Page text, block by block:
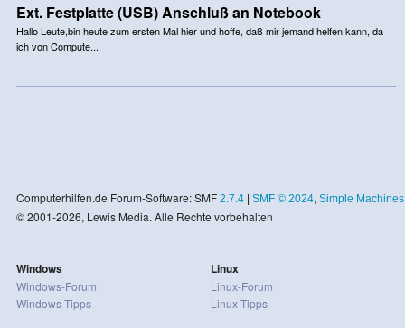
Ext. Festplatte (USB) Anschluß an Notebook
Hallo Leute,bin heute zum ersten Mal hier und hoffe, daß mir jemand helfen kann, da
ich von Compute...
Computerhilfen.de Forum-Software: SMF 2.7.4| SMF © 2024, Simple Machines
© 2001-2026, Lewis Media. Alle Rechte vorbehalten
Windows
Windows-Forum
Windows-Tipps
Linux
Linux-Forum
Linux-Tipps